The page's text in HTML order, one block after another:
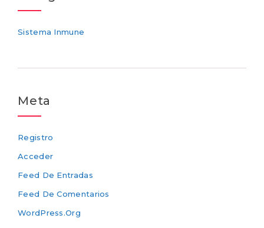
Sistema Inmune
Meta
Registro
Acceder
Feed De Entradas
Feed De Comentarios
WordPress.org